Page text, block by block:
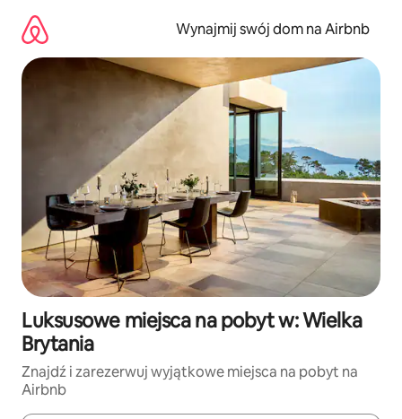
treści
Wynajmij swój dom na Airbnb
Luksusowe miejsca na pobyt w: Wielka
Brytania
Znajdź i zarezerwuj wyjątkowe miejsca na pobyt na
Airbnb